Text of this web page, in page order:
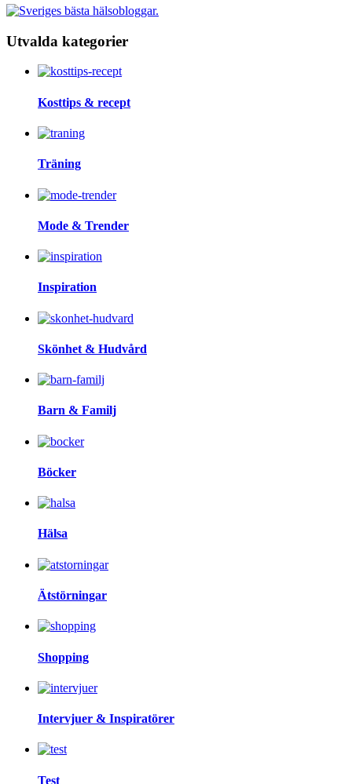
Utvalda kategorier
Kosttips & recept
Träning
Mode & Trender
Inspiration
Skönhet & Hudvård
Barn & Familj
Böcker
Hälsa
Ätstörningar
Shopping
Intervjuer & Inspiratörer
Test